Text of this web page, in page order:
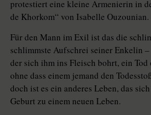
protestiert eine kleine Armenierin in
de Khorkom“ von Isabelle Ouzounian.
Für den Mann im Exil ist das die
schlimmste Aufschrei seiner Enkelin
der sich ihm ins Fleisch bohrt, ein Tod
ohne dass einem jemand den
doch ist es ein anderes Leben, das
Geburt zu einem neuen Leben.